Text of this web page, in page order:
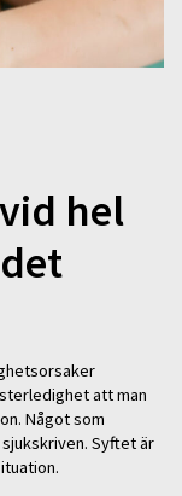
hel
att man
Något som
Syftet är